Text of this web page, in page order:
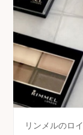
リンメルのロ